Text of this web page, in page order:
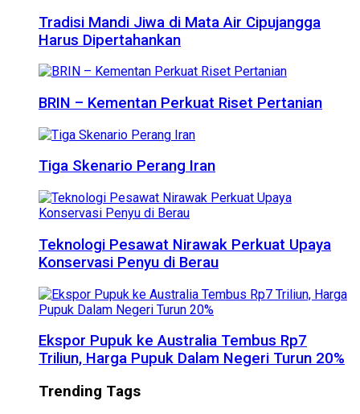
Tradisi Mandi Jiwa di Mata Air Cipujangga
Harus Dipertahankan
BRIN – Kementan Perkuat Riset Pertanian
Tiga Skenario Perang Iran
Teknologi Pesawat Nirawak Perkuat Upaya
Konservasi Penyu di Berau
Ekspor Pupuk ke Australia Tembus Rp7
Triliun, Harga Pupuk Dalam Negeri Turun 20%
Trending Tags